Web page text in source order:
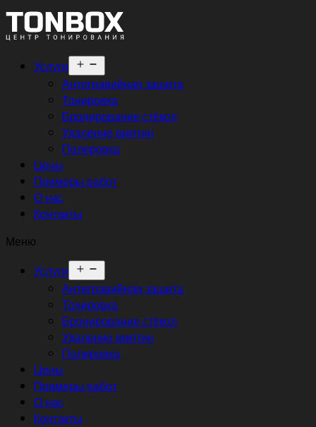
Услуги
меню
Антигравийная защита
Тонировка
Бронирование стёкол
Удаление вмятин
Полировка
Цены
Примеры работ
О нас
Контакты
Меню
Услуги
меню
Антигравийная защита
Тонировка
Бронирование стёкол
Удаление вмятин
Полировка
Цены
Примеры работ
О нас
Контакты